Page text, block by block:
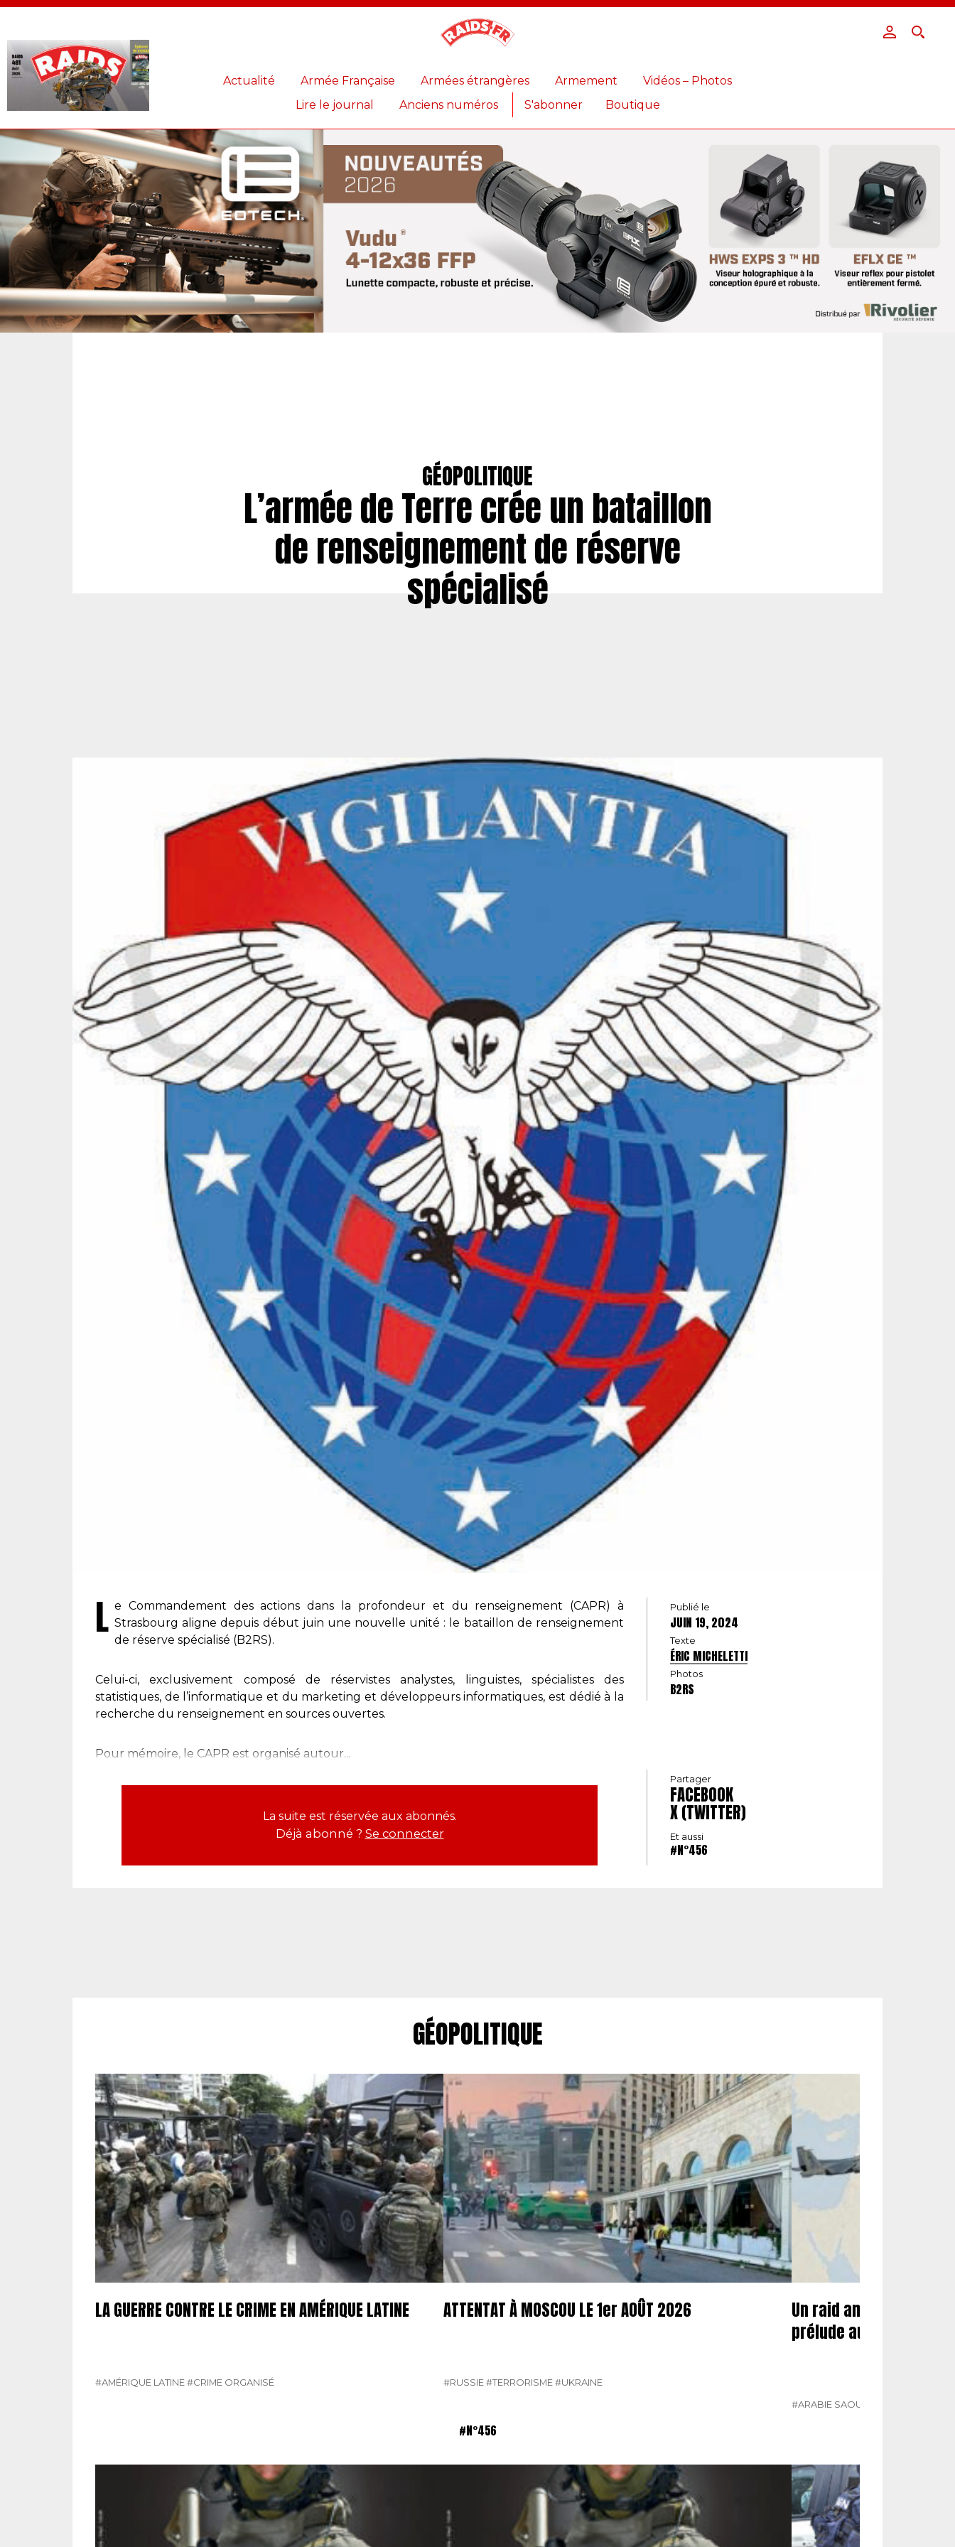
Actualité Armée Française Armées étrangères Armement
Vidéos – Photos
Lire le journal
Anciens numéros S'abonner Boutique
GÉOPOLITIQUE
L’armée de Terre crée un bataillon
de renseignement de réserve
spécialisé
L e Commandement des actions dans la profondeur et du renseignement (CAPR) à
Strasbourg aligne depuis début juin une nouvelle unité : le bataillon de renseignement
de réserve spécialisé (B2RS).
Celui-ci, exclusivement composé de réservistes analystes, linguistes, spécialistes des
statistiques, de l’informatique et du marketing et développeurs informatiques, est dédié à la
recherche du renseignement en sources ouvertes.
Pour mémoire, le CAPR est organisé autour...
La suite est réservée aux abonnés.
Déjà abonné ? Se connecter
Publié le
JUIN 19, 2024
Texte
ÉRIC MICHELETTI
Photos
B2RS
Partager
FACEBOOK
X (TWITTER)
Et aussi
#N°456
GÉOPOLITIQUE
LA GUERRE CONTRE LE CRIME EN AMÉRIQUE LATINE
#AMÉRIQUE LATINE#CRIME ORGANISÉ
ATTENTAT À MOSCOU LE 1er AOÛT 2026
#RUSSIE#TERRORISME#UKRAINE
Un raid américano-
prélude aux nouvelles
#ARABIE SAOUDITE
#N°456
Panneau de gestion des cookies